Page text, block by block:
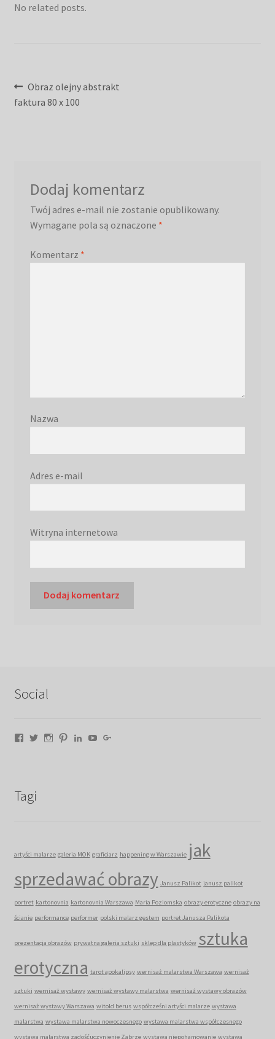
No related posts.
Nawigacja
wpisu
Poprzedni
wpis:
Obraz olejny abstrakt
faktura 80 x 100
Dodaj komentarz
Twój adres e-mail nie zostanie opublikowany.
Wymagane pola są oznaczone *
Komentarz *
Nazwa
Adres e-mail
Witryna internetowa
Social
Facebook
TwitterInstagram
PinterestLinkedIn
YouTube
Tagi
artyści malarze galeria MOK graficiarz happening w Warszawie jak
sprzedawać obrazy Janusz Palikot janusz palikot
portret kartonovnia kartonovnia Warszawa Maria Poziomska obrazy erotyczne obrazy na
ścianie performance performer polski malarz gestem portret Janusza Palikota
prezentacja obrazów prywatna galeria sztuki sklep dla plastyków sztuka
erotyczna tarot apokalipsy wernisaż malarstwa Warszawa wernisaż
sztuki wernisaż wystawy wernisaż wystawy malarstwa wernisaż wystawy obrazów
wernisaż wystawy Warszawa witold berus współcześni artyści malarze wystawa
malarstwa wystawa malarstwa nowoczesnego wystawa malarstwa współczesnego
wystawa malarstwa zadośćuczynienie Zabrze wystawa niepohamowanie wystawa